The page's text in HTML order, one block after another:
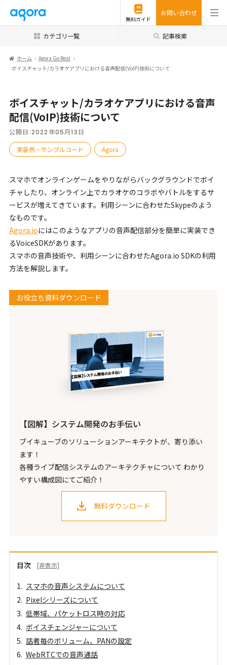
無料ガイド
お問い合わせ
カテゴリ一覧 記事検索
ホーム
Agora Go Real
ボイスチャット/カラオケアプリにおける音声配信(VoIP)技術について
ボイスチャット/カラオケアプリにおける音声
配信(VoIP)技術について
公開日:2022年05月13日
実装例・サンプルコード
Agora
スマホでオンラインゲームをやりながらバックグラウンドでボイ
チャしたり、オンライン上でカラオケのコラボやバトルをするサ
ービスが増えてきています。利用シーンに合わせたSkypeのよう
なものです。
Agora.ioにはこのようなアプリの音声配信部分を簡単に実装でき
るVoiceSDKがあります。
スマホの音声技術や、利用シーンに合わせたAgora.io SDKの利用
方法を解説します。
お役立ち資料ダウンロード
【図解】システム開発のお手伝い
ブイキューブのソリューションアーキテクトが、寄り添い
ます！
各種ライブ配信システムのアーキテクチャについて わかり
やすい構成図にてご紹介！
無料ダウンロード
目次 [非表示]
スマホの音声システムについて
Pixelシリーズについて
低帯域、パケットロス時の対応
ボイスチェンジャーについて
話者毎のボリューム、PANの設定
WebRTCでの音声通話